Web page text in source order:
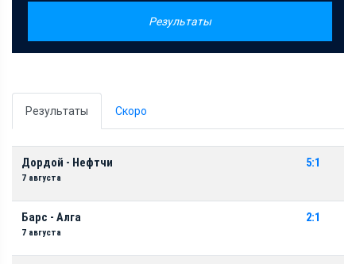
Результаты
Результаты Скоро
Дордой - Нефтчи
7 августа
5:1
Барс - Алга
7 августа
2:1